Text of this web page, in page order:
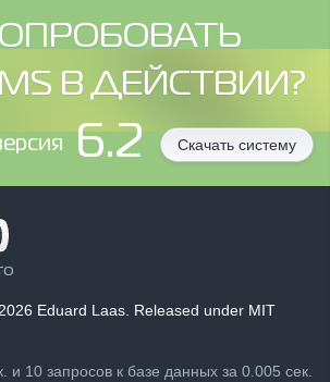
В ДЕЙСТВИИ?
6.2 Скачать систему
Eduard Laas. Released under MIT
и 10 запросов к базе данных за 0.005 сек.